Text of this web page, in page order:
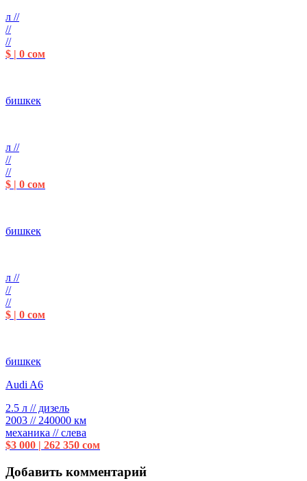
л //
//
//
$ | 0 сом
бишкек
л //
//
//
$ | 0 сом
бишкек
л //
//
//
$ | 0 сом
бишкек
Audi A6
2.5 л // дизель
2003 // 240000 км
механика // слева
$3 000 | 262 350 сом
Добавить комментарий